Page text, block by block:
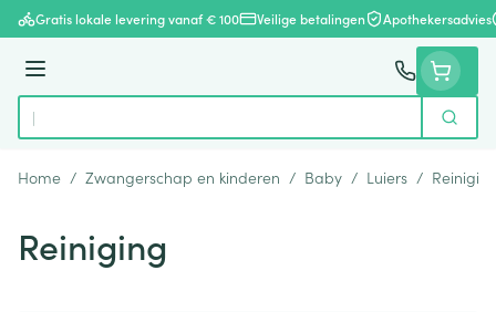
Ga naar de inhoud
Gratis lokale levering vanaf € 100 Veilige betalingen Apothekersadvies
Menu
Product, merk, categorie...
Zoek
Home / Zwangerschap en kinderen / Baby / Luiers /
Reiniging